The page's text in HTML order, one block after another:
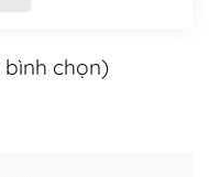
bình chọn)